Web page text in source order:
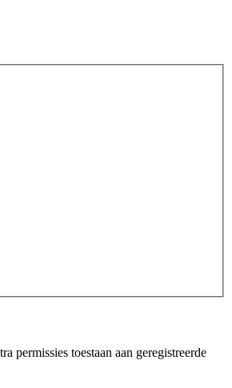
permissies toestaan aan geregistreerde